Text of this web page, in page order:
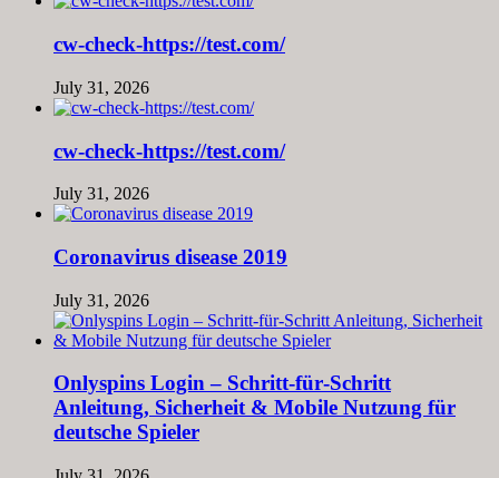
cw-check-https://test.com/
July 31, 2026
cw-check-https://test.com/
July 31, 2026
Coronavirus disease 2019
July 31, 2026
Onlyspins Login – Schritt‑für‑Schritt
Anleitung, Sicherheit & Mobile Nutzung für
deutsche Spieler